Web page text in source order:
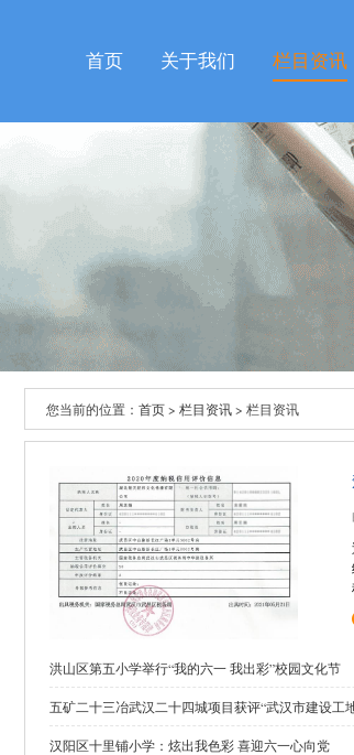
首页 关于我们 栏目资讯
您当前的位置： 首页> 栏目资讯> 栏目资讯
洪山区第五小学举行“我的六一 我出彩”校园文化节
五矿二十三冶武汉二十四城项目获评“武汉市建设工
汉阳区十里铺小学：炫出我色彩 喜迎六一心向党